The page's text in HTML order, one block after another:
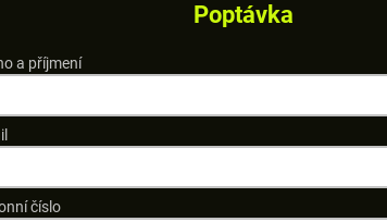
Poptávka
a příjmení
číslo